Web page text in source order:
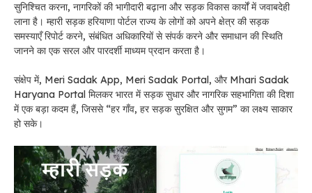
सुनिश्चित करना, नागरिकों की भागीदारी बढ़ाना और सड़क विकास कार्यों में जवाबदेही
लाना है। म्हारी सड़क हरियाणा पोर्टल राज्य के लोगों को अपने क्षेत्र की सड़क
समस्याएँ रिपोर्ट करने, संबंधित अधिकारियों से संपर्क करने और समाधान की स्थिति
जानने का एक सरल और पारदर्शी माध्यम प्रदान करता है।
संक्षेप में, Meri Sadak App, Meri Sadak Portal, और Mhari Sadak
Haryana Portal मिलकर भारत में सड़क सुधार और नागरिक सहभागिता की दिशा
में एक बड़ा कदम हैं, जिससे “हर गाँव, हर सड़क सुरक्षित और सुगम” का लक्ष्य साकार
हो सके।